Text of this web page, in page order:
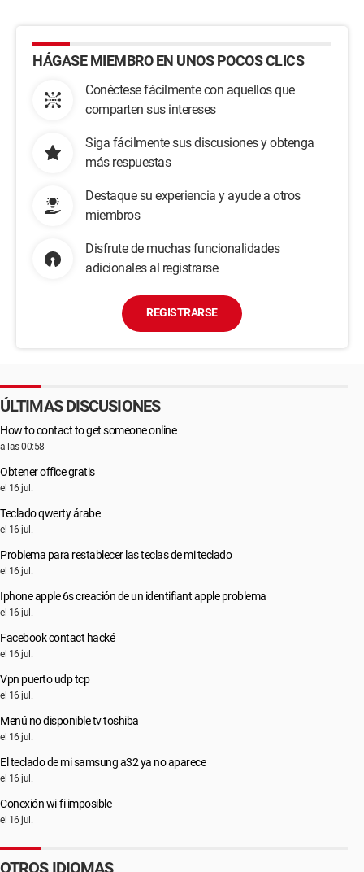
HÁGASE MIEMBRO EN UNOS POCOS CLICS
Conéctese fácilmente con aquellos que
comparten sus intereses
Siga fácilmente sus discusiones y obtenga
más respuestas
Destaque su experiencia y ayude a otros
miembros
Disfrute de muchas funcionalidades
adicionales al registrarse
REGISTRARSE
ÚLTIMAS DISCUSIONES
How to contact to get someone online
a las 00:58
Obtener office gratis
el 16 jul.
Teclado qwerty árabe
el 16 jul.
Problema para restablecer las teclas de mi teclado
el 16 jul.
Iphone apple 6s creación de un identifiant apple problema
el 16 jul.
Facebook contact hacké
el 16 jul.
Vpn puerto udp tcp
el 16 jul.
Menú no disponible tv toshiba
el 16 jul.
El teclado de mi samsung a32 ya no aparece
el 16 jul.
Conexión wi-fi imposible
el 16 jul.
OTROS IDIOMAS